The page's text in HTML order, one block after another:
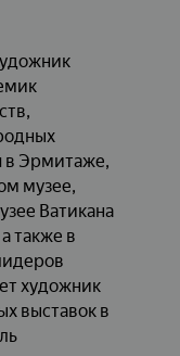
в Эрмитаже,
музее,
Ватикана
также в
художник
выставок в